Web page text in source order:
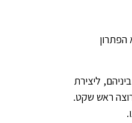
הפתרון
ליצירת
ראש שקט.